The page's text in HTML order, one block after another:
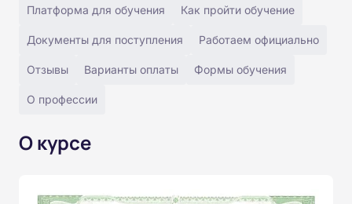
Платформа для обучения Как пройти обучение
Документы для поступления Работаем официально
Отзывы Варианты оплаты Формы обучения
О профессии
О курсе